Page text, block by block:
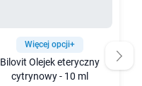
Więcej opcji+
Bilovit Olejek eteryczny
cytrynowy - 10 ml